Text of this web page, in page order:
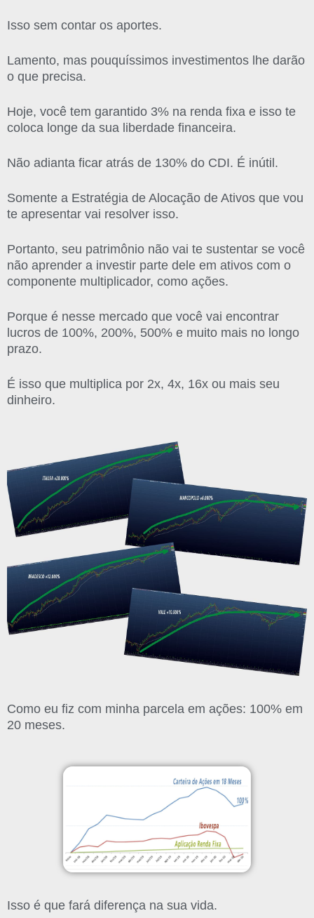
Isso sem contar os aportes.
Lamento, mas pouquíssimos investimentos lhe darão
o que precisa.
Hoje, você tem garantido 3% na renda fixa e isso te
coloca longe da sua liberdade financeira.
Não adianta ficar atrás de 130% do CDI. É inútil.
Somente a Estratégia de Alocação de Ativos que vou
te apresentar vai resolver isso.
Portanto, seu patrimônio não vai te sustentar se você
não aprender a investir parte dele em ativos com o
componente multiplicador, como ações.
Porque é nesse mercado que você vai encontrar
lucros de 100%, 200%, 500% e muito mais no longo
prazo.
É isso que multiplica por 2x, 4x, 16x ou mais seu
dinheiro.
Como eu fiz com minha parcela em ações: 100% em
20 meses.
Isso é que fará diferença na sua vida.